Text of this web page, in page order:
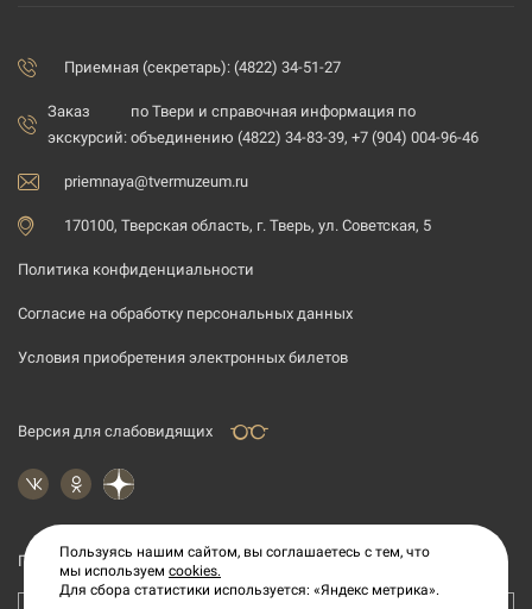
Приемная (секретарь): (4822) 34-51-27
Заказ
экскурсий:
по Твери и справочная информация по
объединению (4822) 34-83-39, +7 (904) 004-96-46
priemnaya@tvermuzeum.ru
170100, Тверская область, г. Тверь, ул. Советская, 5
Политика конфиденциальности
Согласие на обработку персональных данных
Условия приобретения электронных билетов
Версия для слабовидящих
Подпишитесь на рассылку новостей
Пользуясь нашим сайтом, вы соглашаетесь с тем, что
мы используем cookies.
Для сбора статистики используется: «Яндекс метрика».